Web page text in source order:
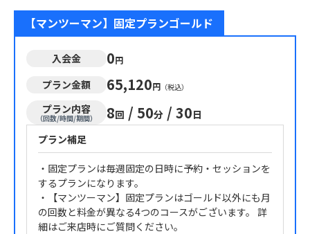
【マンツーマン】固定プランゴールド
入会金 0円
プラン金額 65,120円 （税込）
プラン内容
（回数/時間/期間） 8回 / 50分 / 30日
プラン補足
・固定プランは毎週固定の日時に予約・セッションを
するプランになります。
・【マンツーマン】固定プランはゴールド以外にも月
の回数と料金が異なる4つのコースがございます。 詳
細はご来店時にご質問ください。